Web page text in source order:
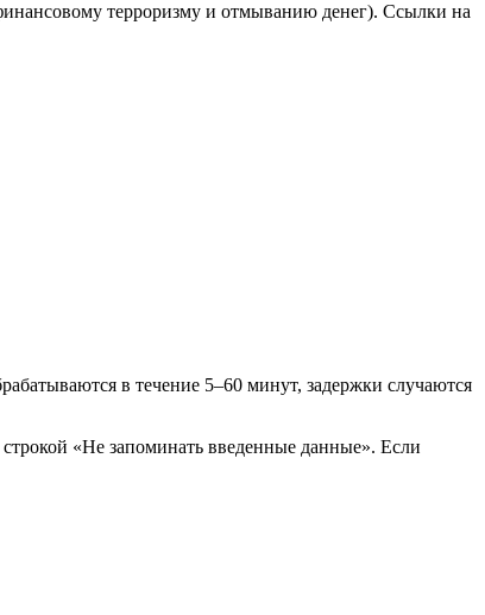
терроризму и отмыванию денег). Ссылки на
в течение 5–60 минут, задержки случаются
«Не запоминать введенные данные». Если